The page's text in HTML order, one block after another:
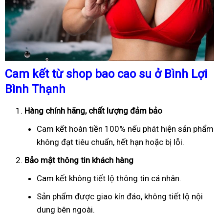
Cam kết từ shop bao cao su ở Bình Lợi
Bình Thạnh
Hàng chính hãng, chất lượng đảm bảo
Cam kết hoàn tiền 100% nếu phát hiện sản phẩm
không đạt tiêu chuẩn, hết hạn hoặc bị lỗi.
Bảo mật thông tin khách hàng
Cam kết không tiết lộ thông tin cá nhân.
Sản phẩm được giao kín đáo, không tiết lộ nội
dung bên ngoài.